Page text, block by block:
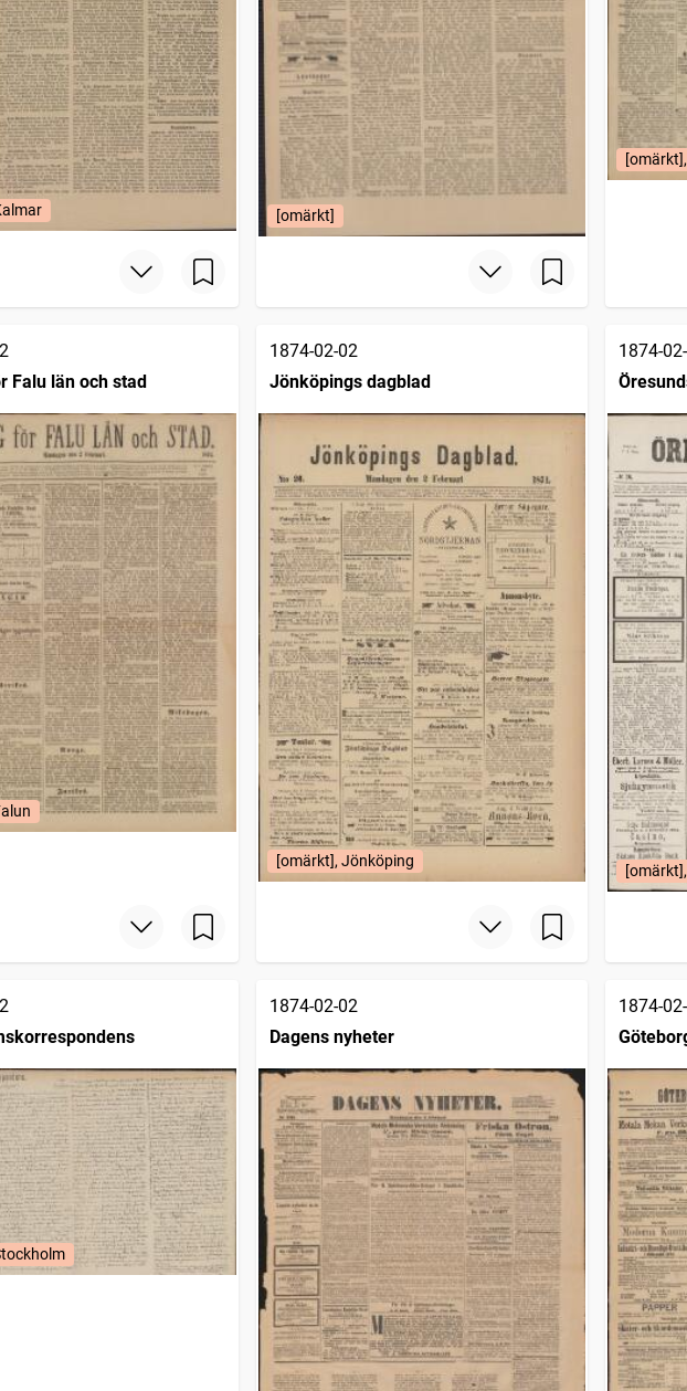
[omärkt]
Falu län och stad
1874-02-02
Jönköpings dagblad
[omärkt], Jönköping
1874-
1874-02-02
Dagens nyheter
1874-